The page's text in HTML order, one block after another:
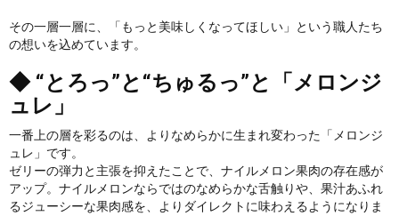
その一層一層に、「もっと美味しくなってほしい」という職人たち
の想いを込めています。
◆ “とろっ”と“ちゅるっ”と「メロンジ
ュレ」
一番上の層を彩るのは、よりなめらかに生まれ変わった「メロンジ
ュレ」です。
ゼリーの弾力と主張を抑えたことで、ナイルメロン果肉の存在感が
アップ。ナイルメロンならではのなめらかな舌触りや、果汁あふれ
るジューシーな果肉感を、よりダイレクトに味わえるようになりま